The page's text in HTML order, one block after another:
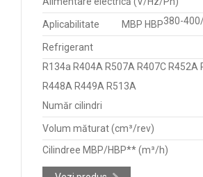
380-
Aplicabilitate MBP HBP
Refrigerant
R134a R404A R507A R407C R452A
R448A R449A R513A
Număr cilindri
Volum măturat (cm³/rev)
Cilindree MBP/HBP** (m³/h)